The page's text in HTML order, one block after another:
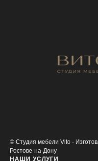
© Студия мебели Vito -
Ростове-на-Дону
НАШИ УСЛУГИ